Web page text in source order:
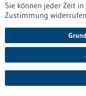
Sensor soll
Um einen Tumor im
muss zuverlässig
Sie können jeder Zeit
Zustimmung